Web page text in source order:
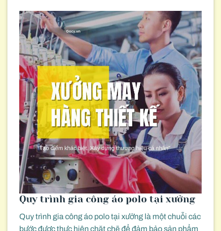
Quy trình gia công áo polo tại xưởng
Quy trình gia công áo polo tại xưởng là một chuỗi các
bước được thực hiện chặt chẽ để đảm bảo sản phẩm